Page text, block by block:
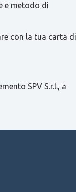
e metodo di
con la tua carta di
SPV S.r.l., a